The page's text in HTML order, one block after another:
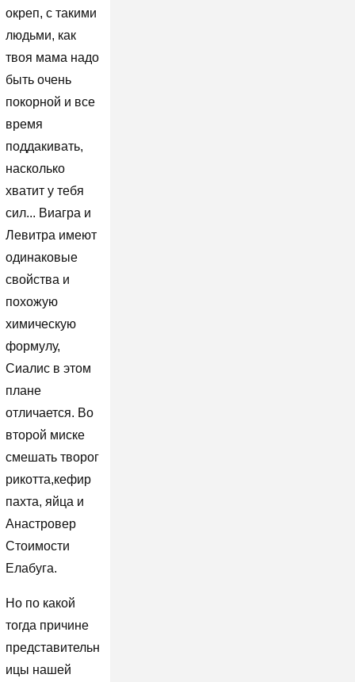
окреп, с такими
людьми, как
твоя мама надо
быть очень
покорной и все
время
поддакивать,
насколько
хватит у тебя
сил... Виагра и
Левитра имеют
одинаковые
свойства и
похожую
химическую
формулу,
Сиалис в этом
плане
отличается. Во
второй миске
смешать творог
рикотта,кефир
пахта, яйца и
Анастровер
Стоимости
Елабуга.
Но по какой
тогда причине
представительн
ицы нашей